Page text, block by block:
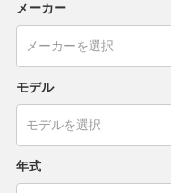
メーカー
モデル
年式